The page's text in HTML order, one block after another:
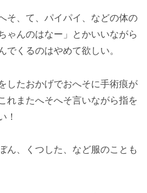
そ、て、パイパイ、などの体の
ゃんのはなー」とかいいながら
でくるのはやめて欲しい。
したおかげでおへそに手術痕が
れまたへそへそ言いながら指を
！
ん、くつした、など服のことも